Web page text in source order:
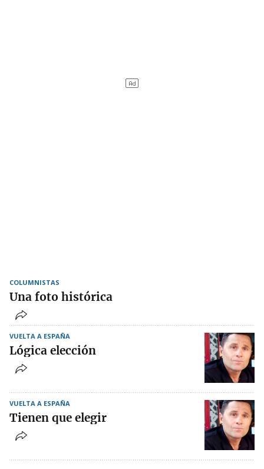
COLUMNISTAS
Una foto histórica
VUELTA A ESPAÑA
Lógica elección
VUELTA A ESPAÑA
Tienen que elegir